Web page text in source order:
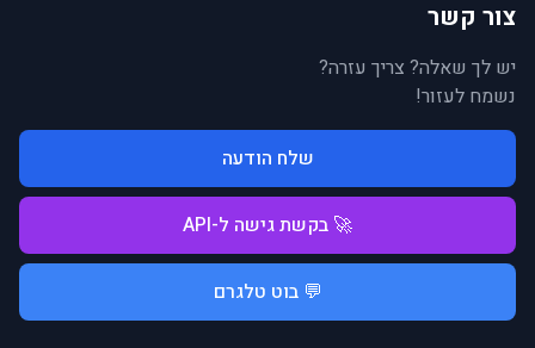
צור קשר
יש לך שאלה? צריך עזרה?
נשמח לעזור!
שלח הודעה
🚀 בקשת גישה ל-API
💬 בוט טלגרם